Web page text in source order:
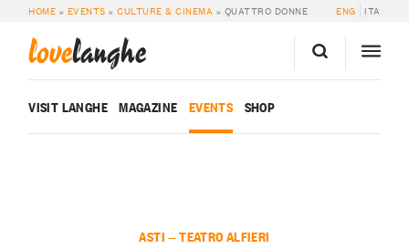
HOME » EVENTS »CULTURE & CINEMA » QUATTRO DONNE ENG ITA
lovelanghe
VISIT LANGHE MAGAZINE EVENTS SHOP
ASTI — TEATRO ALFIERI